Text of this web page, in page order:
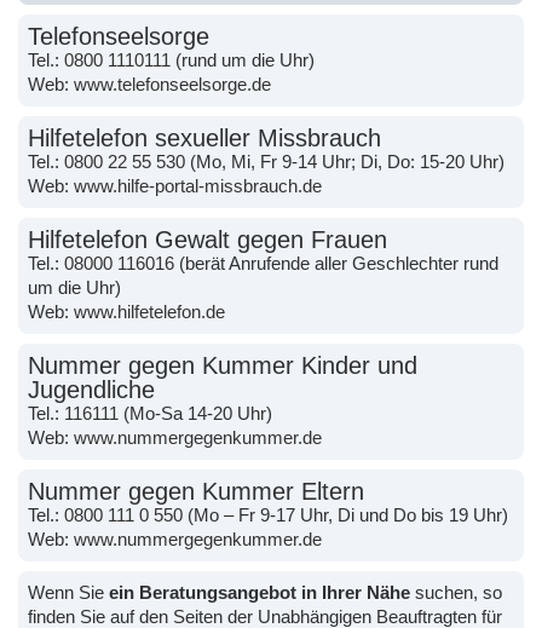
Telefonseelsorge
Tel.: 0800 1110111 (rund um die Uhr)
Web: www.telefonseelsorge.de
Hilfetelefon sexueller Missbrauch
Tel.: 0800 22 55 530 (Mo, Mi, Fr 9-14 Uhr; Di, Do: 15-20 Uhr)
Web: www.hilfe-portal-missbrauch.de
Hilfetelefon Gewalt gegen Frauen
Tel.: 08000 116016 (berät Anrufende aller Geschlechter rund
um die Uhr)
Web: www.hilfetelefon.de
Nummer gegen Kummer Kinder und
Jugendliche
Tel.: 116111 (Mo-Sa 14-20 Uhr)
Web: www.nummergegenkummer.de
Nummer gegen Kummer Eltern
Tel.: 0800 111 0 550 (Mo – Fr 9-17 Uhr, Di und Do bis 19 Uhr)
Web: www.nummergegenkummer.de
Wenn Sie ein Beratungsangebot in Ihrer Nähe suchen, so
finden Sie auf den Seiten der Unabhängigen Beauftragten für